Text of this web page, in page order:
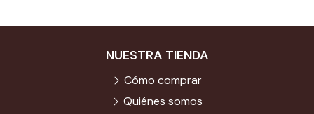
NUESTRA TIENDA
Cómo comprar
Quiénes somos